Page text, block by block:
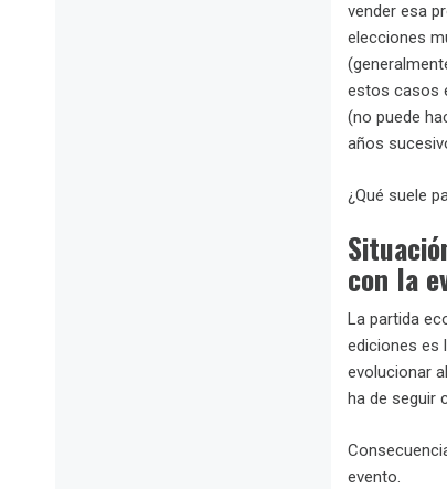
vender esa
elecciones
estos casos
(no puede
años
¿Qué suele
con la
La partida
ediciones es
evolucionar
ha de seguir
evento.